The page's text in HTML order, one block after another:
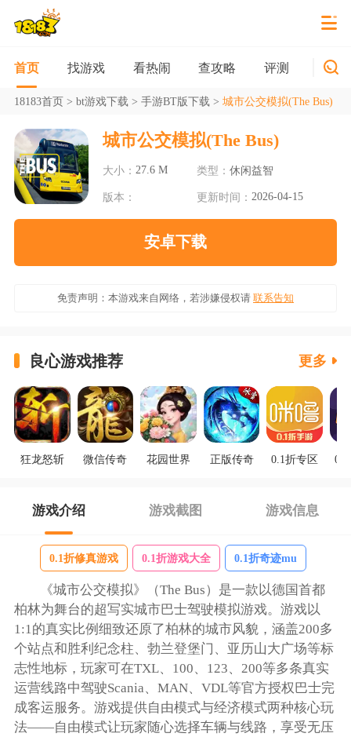
首页 找游戏 看热闹 查攻略 评测 新游
18183首页> bt游戏下载> 手游BT版下载> 城市公交模拟(The Bus)
城市公交模拟(The Bus)
大小：27.6 M 类型： 休闲益智
版本： 更新时间： 2026-04-15
安卓下载
免责声明：本游戏来自网络，若涉嫌侵权请 联系告知
良心游戏推荐 更多
狂龙怒斩 微信传奇 花园世界 正版传奇 0.1折专区
游戏介绍 游戏截图 游戏信息
0.1折修真游戏 0.1折游戏大全 0.1折奇迹mu
《城市公交模拟》（The Bus）是一款以德国首都
柏林为舞台的超写实城市巴士驾驶模拟游戏。游戏以
1:1的真实比例细致还原了柏林的城市风貌，涵盖200多
个站点和胜利纪念柱、勃兰登堡门、亚历山大广场等标
志性地标，玩家可在TXL、100、123、200等多条真实
运营线路中驾驶Scania、MAN、VDL等官方授权巴士完
成客运服务。游戏提供自由模式与经济模式两种核心玩
法——自由模式让玩家随心选择车辆与线路，享受无压